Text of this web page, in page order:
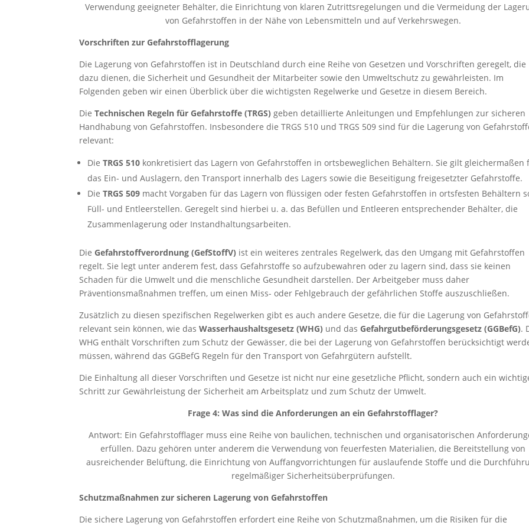
Verwendung geeigneter Behälter, die Einrichtung von klaren Zutrittsregelungen und die Vermeidung der
von Gefahrstoffen in der Nähe von Lebensmitteln und auf Verkehrswegen.
Vorschriften zur Gefahrstofflagerung
Die Lagerung von Gefahrstoffen ist in Deutschland durch eine Reihe von Gesetzen und Vorschriften geregelt, die
dazu dienen, die Sicherheit und Gesundheit der Mitarbeiter sowie den Umweltschutz zu gewährleisten. Im
Folgenden geben wir einen Überblick über die wichtigsten Regelwerke und Gesetze in diesem Bereich.
DieTechnischen Regeln für Gefahrstoffe (TRGS) geben detaillierte Anleitungen und Empfehlungen zur sicheren
Handhabung von Gefahrstoffen. Insbesondere die TRGS 510 und TRGS 509 sind für die Lagerung von
relevant:
DieTRGS 510 konkretisiert das Lagern von Gefahrstoffen in ortsbeweglichen Behältern. Sie gilt gleichermaßen
das Ein- und Auslagern, den Transport innerhalb des Lagers sowie die Beseitigung freigesetzter Gefahrstoffe.
DieTRGS 509 macht Vorgaben für das Lagern von flüssigen oder festen Gefahrstoffen in ortsfesten Behältern
Füll- und Entleerstellen. Geregelt sind hierbei u. a. das Befüllen und Entleeren entsprechender Behälter, die
Zusammenlagerung oder Instandhaltungsarbeiten.
DieGefahrstoffverordnung (GefStoffV) ist ein weiteres zentrales Regelwerk, das den Umgang mit Gefahrstoffen
regelt. Sie legt unter anderem fest, dass Gefahrstoffe so aufzubewahren oder zu lagern sind, dass sie keinen
Schaden für die Umwelt und die menschliche Gesundheit darstellen. Der Arbeitgeber muss daher
Präventionsmaßnahmen treffen, um einen Miss- oder Fehlgebrauch der gefährlichen Stoffe auszuschließen.
Zusätzlich zu diesen spezifischen Regelwerken gibt es auch andere Gesetze, die für die Lagerung von
relevant sein können, wie dasWasserhaushaltsgesetz (WHG) und dasGefahrgutbeförderungsgesetz (GGBefG).
WHG enthält Vorschriften zum Schutz der Gewässer, die bei der Lagerung von Gefahrstoffen berücksichtigt
müssen, während das GGBefG Regeln für den Transport von Gefahrgütern aufstellt.
Die Einhaltung all dieser Vorschriften und Gesetze ist nicht nur eine gesetzliche Pflicht, sondern auch ein
Schritt zur Gewährleistung der Sicherheit am Arbeitsplatz und zum Schutz der Umwelt.
Frage 4: Was sind die Anforderungen an ein Gefahrstofflager?
Antwort: Ein Gefahrstofflager muss eine Reihe von baulichen, technischen und organisatorischen
erfüllen. Dazu gehören unter anderem die Verwendung von feuerfesten Materialien, die Bereitstellung von
ausreichender Belüftung, die Einrichtung von Auffangvorrichtungen für auslaufende Stoffe und die
regelmäßiger Sicherheitsüberprüfungen.
Schutzmaßnahmen zur sicheren Lagerung von Gefahrstoffen
Die sichere Lagerung von Gefahrstoffen erfordert eine Reihe von Schutzmaßnahmen, um die Risiken für die